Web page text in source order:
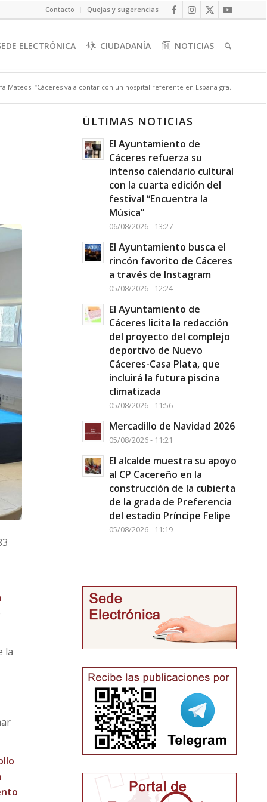
Contacto Quejas y sugerencias
ELECTRÓNICA CIUDADANÍA NOTICIAS
Mateos: “Cáceres va a contar con un hospital referente en España gra...
la
ÚLTIMAS NOTICIAS
El Ayuntamiento de
Cáceres refuerza su
intenso calendario cultural
con la cuarta edición del
festival “Encuentra la
Música”
06/08/2026 - 13:27
El Ayuntamiento busca el
rincón favorito de Cáceres
a través de Instagram
05/08/2026 - 12:24
El Ayuntamiento de
Cáceres licita la redacción
del proyecto del complejo
deportivo de Nuevo
Cáceres-Casa Plata, que
incluirá la futura piscina
climatizada
05/08/2026 - 11:56
Mercadillo de Navidad 2026
05/08/2026 - 11:21
El alcalde muestra su apoyo
al CP Cacereño en la
construcción de la cubierta
de la grada de Preferencia
del estadio Príncipe Felipe
05/08/2026 - 11:19